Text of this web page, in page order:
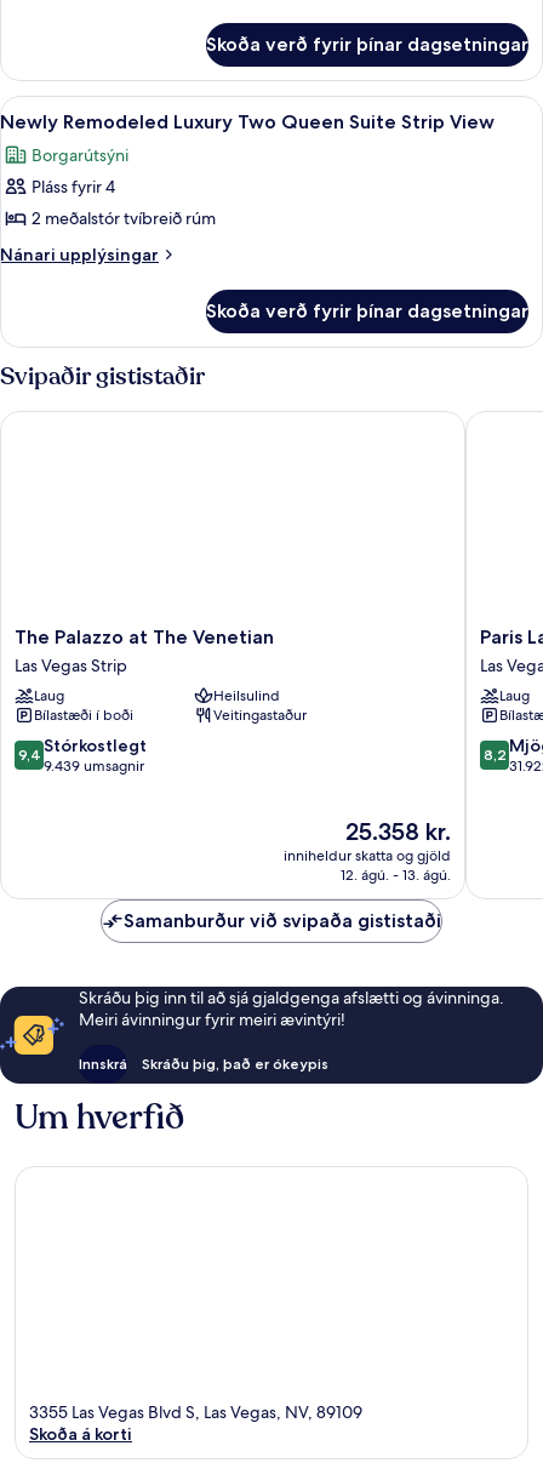
Suite
Strip
View
Remodeled
Luxury
King
Strip
View
Skoða verð fyrir þínar dagsetningar
Skoða
allar
myndir
fyrir
Newly
Remodeled
Queen
Strip
View
6
Newly Remodeled Luxury Two Queen Suite Strip View
Borgarútsýni
Pláss fyrir 4
2 meðalstór tvíbreið rúm
Nánari upplýsingar
Nánari
Remodeled
Two
Suite
Skoða verð fyrir þínar dagsetningar
Svipaðir gististaðir
The
Palazzo
at
The
Venetian
Las
Vegas
The Palazzo at The Venetian
Las Vegas Strip
Laug
Heilsulind
Bílastæði í boði
Veitingastaður
9.4
af
9,4 Stórkostlegt
9.439 umsagnir
Verðið
er
25.358 kr.
25.358 kr.
inniheldur skatta og gjöld
12. ágú. - 13. ágú.
The Palazzo at The Venetian
Paris
Las
Vegas
Resort
&
Casino
Las
Paris
Las
Laug
8.2
af
8,2
Paris
Samanburður við svipaða gististaði
Skráðu þig inn til að sjá gjaldgenga afslætti og ávinninga.
Meiri ávinningur fyrir meiri ævintýri!
Innskrá Skráðu þig, það er ókeypis
Um hverfið
3355 Las Vegas Blvd S, Las Vegas, NV, 89109
Skoða á korti